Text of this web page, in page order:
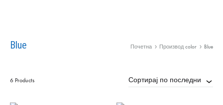
Blue Почетна Производ color Blue
6 Products Сортирај по последни